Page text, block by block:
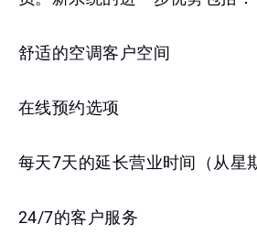
舒适的空调客户空间
在线预约选项
每天7天的延长营业时间（从星
24/7的客户服务